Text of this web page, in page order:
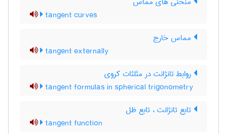
tangent curves
مماس خارج
tangent externally
روابط تانژانت در مثلثات کروی
tangent formulas in spherical trigonometry
تابع تانژانت ، تابع ظل
tangent function